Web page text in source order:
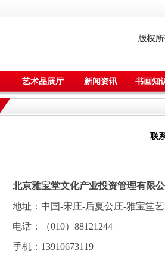
艺术品展厅 新闻资讯 书画知
联
北京雅宝堂文化产业投资管理有限公
地址：中国-宋庄-后夏公庄-雅宝堂
电话：（010）88121244
手机：13910673119